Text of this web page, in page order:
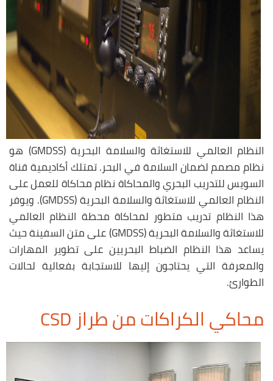
النظام العالمي للاستغاثة والسلامة البحرية (GMDSS) هو
نظام مصمم لضمان السلامة في البحر. تمتلك أكاديمية قناة
السويس للتدريب البحري والمحاكاة نظام محاكاة للعمل على
النظام العالمي للاستغاثة والسلامة البحرية (GMDSS). ويوفر
هذا النظام تدريب متطور لمحاكاة محطة النظام العالمي
للاستغاثة والسلامة البحرية (GMDSS) على متن السفينة حيث
يساعد هذا النظام الضباط البحريين على تطوير المهارات
والمعرفة التي يحتاجون إليها للاستجابة بفعالية لحالات
الطوارئ.
محاكي الكراكات من طراز CSD